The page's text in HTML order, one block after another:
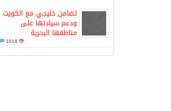
تضامن خليجي مع الكويت
ودعم سيادتها على
مناطقها البحرية
1018